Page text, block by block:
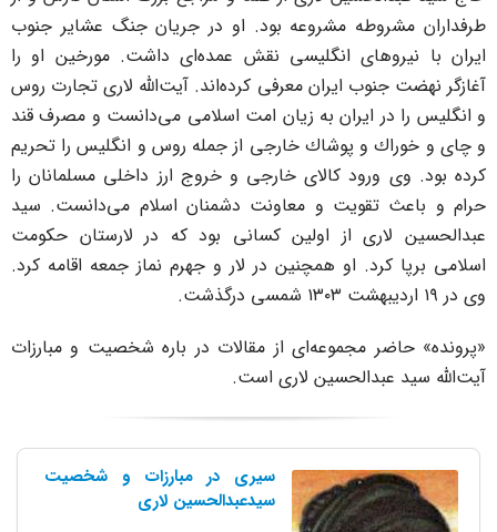
مشروعه بود. او در جریان جنگ عشایر جنوب
انگلیسی نقش عمده‌ای داشت. مورخین او را
ایران معرفی کرده‌اند. آيت‌الله لاری تجارت روس
ايران به زيان امت اسلامی می‌دانست و مصرف قند
و پوشاك خارجی از جمله روس و انگليس را تحريم
كالای خارجی و خروج ارز داخلی مسلمانان را
و معاونت دشمنان اسلام می‌دانست. سید
از اولین کسانی بود که در لارستان حکومت
او همچنین در لار و جهرم نماز جمعه اقامه کرد.
مجموعه‌ای از مقالات در باره شخصیت و مبارزات
لاری است.
سیری در مبارزات و شخصیت
سیدعبدالحسین لاری